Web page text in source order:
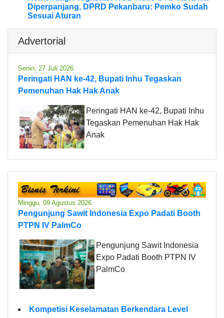
Diperpanjang, DPRD Pekanbaru: Pemko Sudah
Sesuai Aturan
Advertorial
Senin, 27 Juli 2026
Peringati HAN ke-42, Bupati Inhu Tegaskan
Pemenuhan Hak Hak Anak
Peringati HAN ke-42, Bupati Inhu
Tegaskan Pemenuhan Hak Hak
Anak
Minggu, 09 Agustus 2026
Pengunjung Sawit Indonesia Expo Padati Booth
PTPN IV PalmCo
Pengunjung Sawit Indonesia
Expo Padati Booth PTPN IV
PalmCo
Kompetisi Keselamatan Berkendara Level